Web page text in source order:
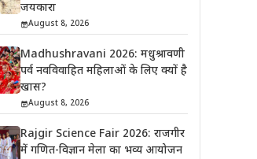
जयकारा
August 8, 2026
Madhushravani 2026: मधुश्रावणी
पर्व नवविवाहित महिलाओं के लिए क्यों है
खास?
August 8, 2026
Rajgir Science Fair 2026: राजगीर
में गणित-विज्ञान मेला का भव्य आयोजन